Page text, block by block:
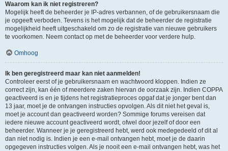
Waarom kan ik niet registreren?
Mogelijk heeft de beheerder je IP-adres verbannen, of de gebruikersnaam die
je opgeeft verboden. Tevens is het mogelijk dat de beheerder de registratie
mogelijkheid heeft uitgeschakeld om zo de registratie van nieuwe gebruikers
te voorkomen. Neem contact op met de beheerder voor verdere hulp.
Omhoog
Ik ben geregistreerd maar kan niet aanmelden!
Controleer eerst of je gebruikersnaam en wachtwoord kloppen. Indien ze
correct zijn, kan één of meerdere zaken hiervan de oorzaak zijn. Indien COPPA
geactiveerd is en je tijdens het registratieproces opgaf dat je jonger bent dan
13 jaar, moet je de ontvangen instructies opvolgen. Als dit niet het geval is,
moet je account dan geactiveerd worden? Sommige forums vereisen dat
iedere nieuwe account geactiveerd wordt, ofwel door jezelf of door een
beheerder. Wanneer je je geregistreerd hebt, werd ook medegedeeld of dit al
dan niet nodig is. Indien je een e-mail ontvangen hebt, moet je de daarin
opgegeven instructies volgen. Als je nooit een e-mail ontvangen hebt, was het